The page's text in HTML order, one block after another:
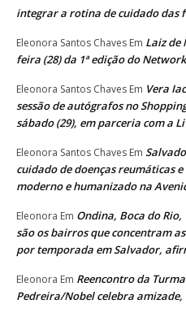
integrar a rotina de cuidado das
Eleonora Santos Chaves Em Laiz de
feira (28) da 1ª edição do
Eleonora Santos Chaves Em Vera
sessão de autógrafos no
sábado (29), em parceria com a
Eleonora Santos Chaves Em
cuidado de doenças reumáticas
moderno e humanizado na
Eleonora Em Ondina, Boca do
são os bairros que concentram
por temporada em Salvador,
Eleonora Em Reencontro da
Pedreira/Nobel celebra